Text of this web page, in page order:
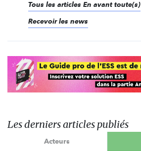
Tous les articles En avant toute(s)
Recevoir les news
Les derniers articles publiés
Acteurs